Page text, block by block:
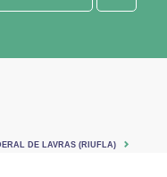
DE LAVRAS (RIUFLA)